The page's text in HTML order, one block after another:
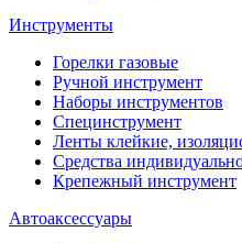
Инструменты
Горелки газовые
Ручной инструмент
Наборы инструментов
Специнструмент
Ленты клейкие,
Средства
Крепежный инструмент
Автоаксессуары